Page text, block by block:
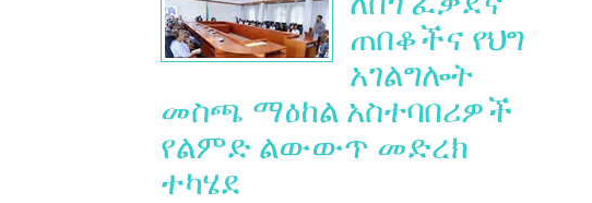
ጠበቆችና የህግ
አገልግሎት
መስጫ ማዕከል አስተባበሪዎች
የልምድ ልውውጥ መድረክ
ተካሄደ